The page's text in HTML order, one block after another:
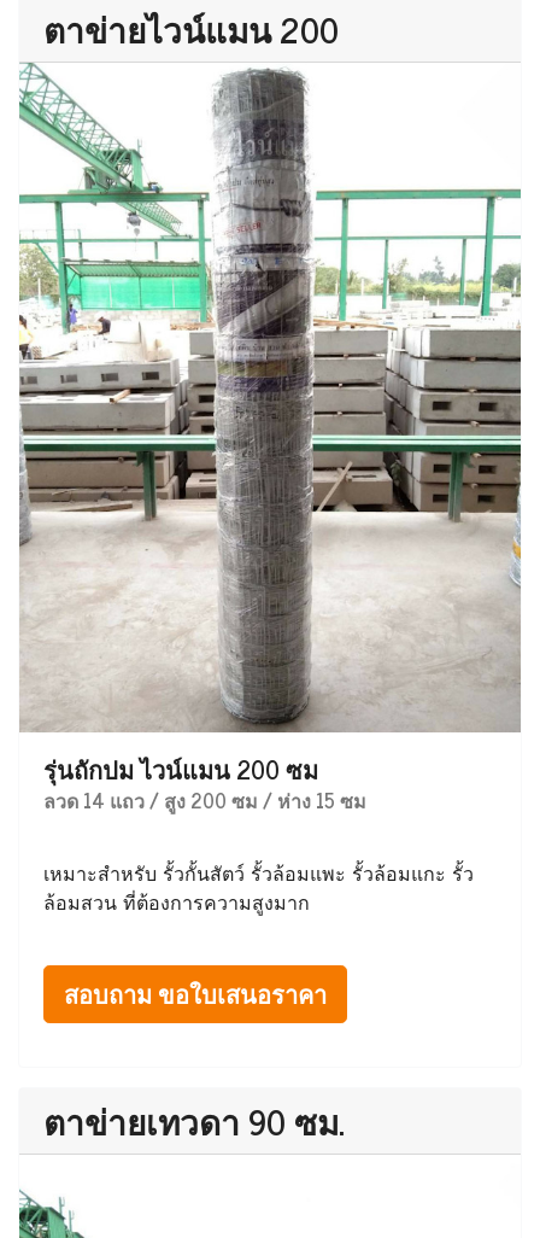
ตาข่ายไวน์แมน 200
รุ่นถักปม ไวน์แมน 200 ซม
ลวด 14 แถว / สูง 200 ซม / ห่าง 15 ซม
เหมาะสำหรับ รั้วกั้นสัตว์ รั้วล้อมแพะ รั้วล้อมแกะ รั้ว
ล้อมสวน ที่ต้องการความสูงมาก
สอบถาม ขอใบเสนอราคา
ตาข่ายเทวดา 90 ซม.